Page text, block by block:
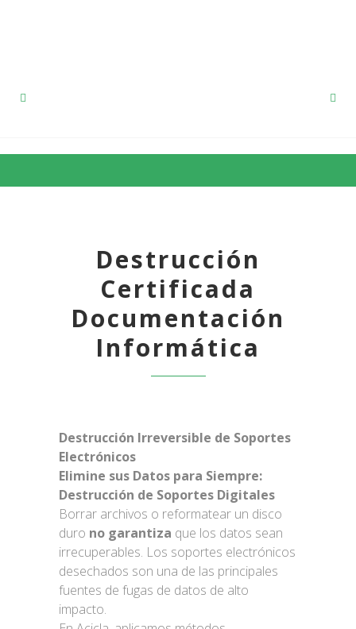
Destrucción
Certificada
Documentación
Informática
Destrucción Irreversible de Soportes
Electrónicos
Elimine sus Datos para Siempre:
Destrucción de Soportes Digitales
Borrar archivos o reformatear un disco
duro no garantiza que los datos sean
irrecuperables. Los soportes electrónicos
desechados son una de las principales
fuentes de fugas de datos de alto
impacto.